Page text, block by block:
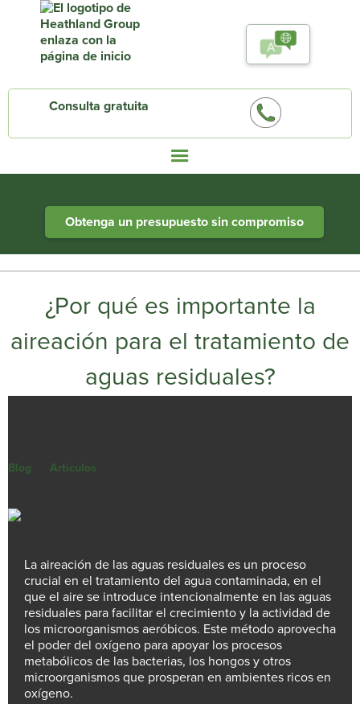
Consulta gratuita
Obtenga un presupuesto sin compromiso
¿Por qué es importante la
aireación para el tratamiento de
aguas residuales?
Blog Artículos
La aireación de las aguas residuales es un proceso
crucial en el tratamiento del agua contaminada, en el
que el aire se introduce intencionalmente en las aguas
residuales para facilitar el crecimiento y la actividad de
los microorganismos aeróbicos. Este método aprovecha
el poder del oxígeno para apoyar los procesos
metabólicos de las bacterias, los hongos y otros
microorganismos que prosperan en ambientes ricos en
oxígeno.